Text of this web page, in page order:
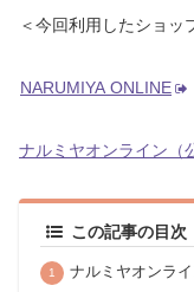
＜今回利用したショッ
NARUMIYA ONLINE
ナルミヤオンライン（
この記事の目次
ナルミヤオンラ